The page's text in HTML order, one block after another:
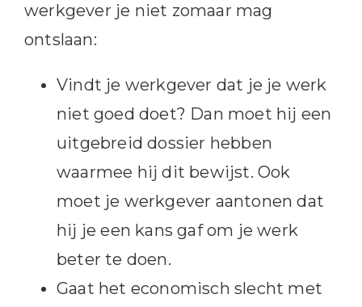
werkgever je niet zomaar mag
ontslaan:
Vindt je werkgever dat je je werk
niet goed doet? Dan moet hij een
uitgebreid dossier hebben
waarmee hij dit bewijst. Ook
moet je werkgever aantonen dat
hij je een kans gaf om je werk
beter te doen.
Gaat het economisch slecht met